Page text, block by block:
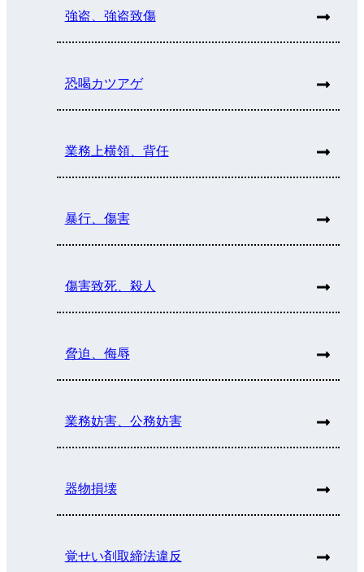
強盗、強盗致傷
恐喝カツアゲ
業務上横領、背任
暴行、傷害
傷害致死、殺人
脅迫、侮辱
業務妨害、公務妨害
器物損壊
覚せい剤取締法違反